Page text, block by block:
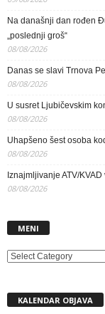
Na današnji dan rođen
„poslednji groš“
08/08/2026
Danas se slavi Trnova
08/08/2026
U susret Ljubičevskim
08/08/2026
Uhapšeno šest osoba
08/08/2026
Iznajmljivanje ATV/
08/08/2026
MENI
MENI
KALENDAR OBJAVA